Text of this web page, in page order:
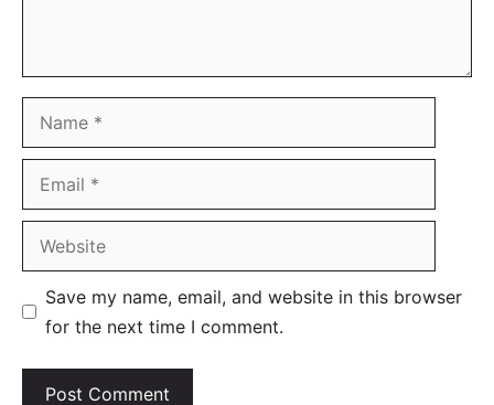
Save my name, email, and website in this browser
for the next time I comment.